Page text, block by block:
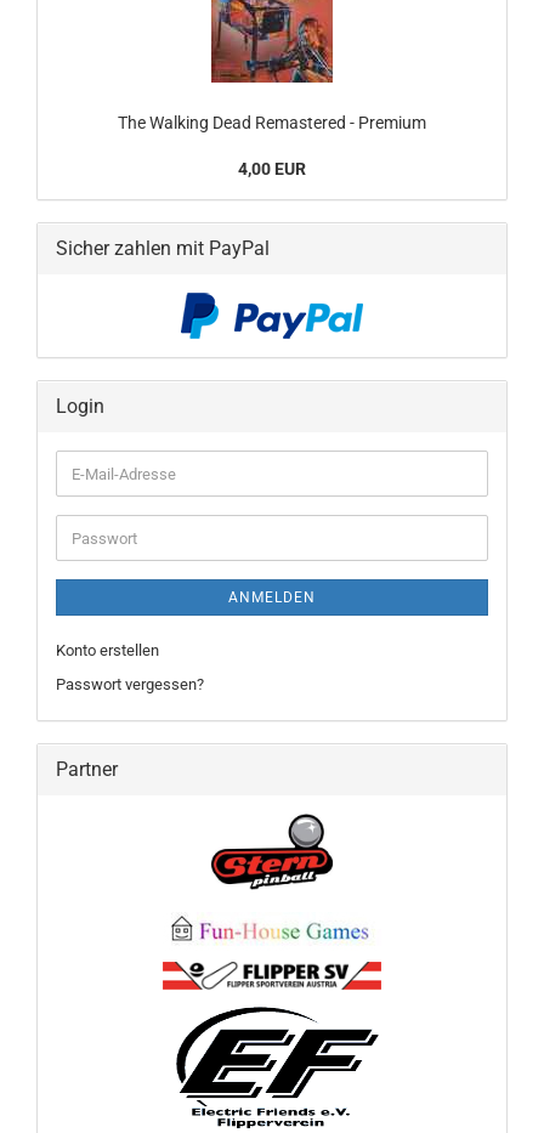
The Walking Dead Remastered - Premium
4,00 EUR
Sicher zahlen mit PayPal
Login
E-
Mail-
Adresse
Passwort
ANMELDEN
Konto erstellen
Passwort vergessen?
Partner